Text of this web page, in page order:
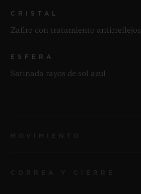
CRISTAL
Zafiro con tratamiento antirreflejos
ESFERA
Satinada rayos de sol azul